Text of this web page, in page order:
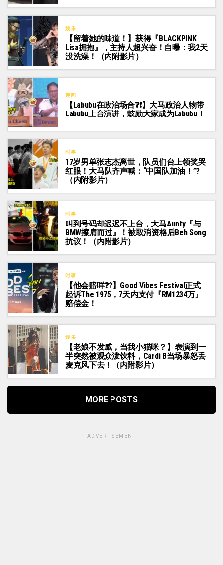
娱乐
【留着她的味道！】获得『BLACKPINK
Lisa拥抱』，主持人超兴奋！自曝：我2天
没洗澡！（内附影片）
趣闻
【Labubu在政治场合❓❗】大马政治人物带
Labubu上台演讲，鼓励大家成为Labubu！
时事
17岁男单张志杰离世，队员们台上领奖哭
红眼！大马队齐声喊：“中国队加油！”?
（内附影片）
时事
叫到号码却迟迟不上台，大马Aunty『与
BMW擦肩而过』！被取消资格后Beh Song
抗议！（内附影片）
时事
【他会赔咩❓?】Good Vibes Festival正式
起诉The 1975，7天内支付『RM1234万』
赔偿金！
娱乐
【老娘不发威，当我小猫咪？】表演到一
半突然被观众泼饮料，Cardi B当场暴怒丢
麦克风下去！（内附影片）
MORE POSTS
ADVERTISEMENT